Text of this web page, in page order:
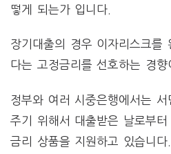
떻게 되는가 입니다.
장기대출의 경우 이자리스크를
다는 고정금리를 선호하는 경향
정부와 여러 시중은행에서는
주기 위해서 대출받은 날로부
금리 상품을 지원하고 있습니다.